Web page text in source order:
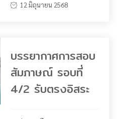
12 มิถุนายน 2568
บรรยากาศการสอบ
สัมภาษณ์ รอบที่
4/2 รับตรงอิสระ